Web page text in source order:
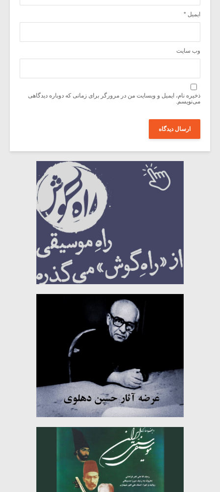
ایمیل *
وب‌ سایت
ذخیره نام، ایمیل و وبسایت من در مرورگر برای زمانی که دوباره دیدگاهی
می‌نویسم.